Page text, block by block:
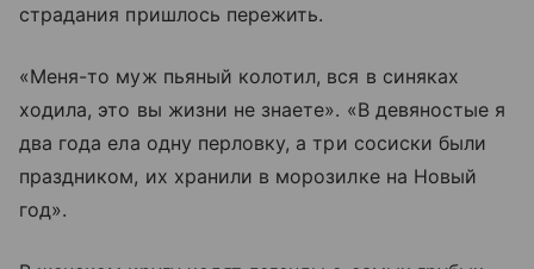
страдания пришлось пережить.
«Меня-то муж пьяный колотил, вся в синяках
ходила, это вы жизни не знаете». «В девяностые я
два года ела одну перловку, а три сосиски были
праздником, их хранили в морозилке на Новый
год».